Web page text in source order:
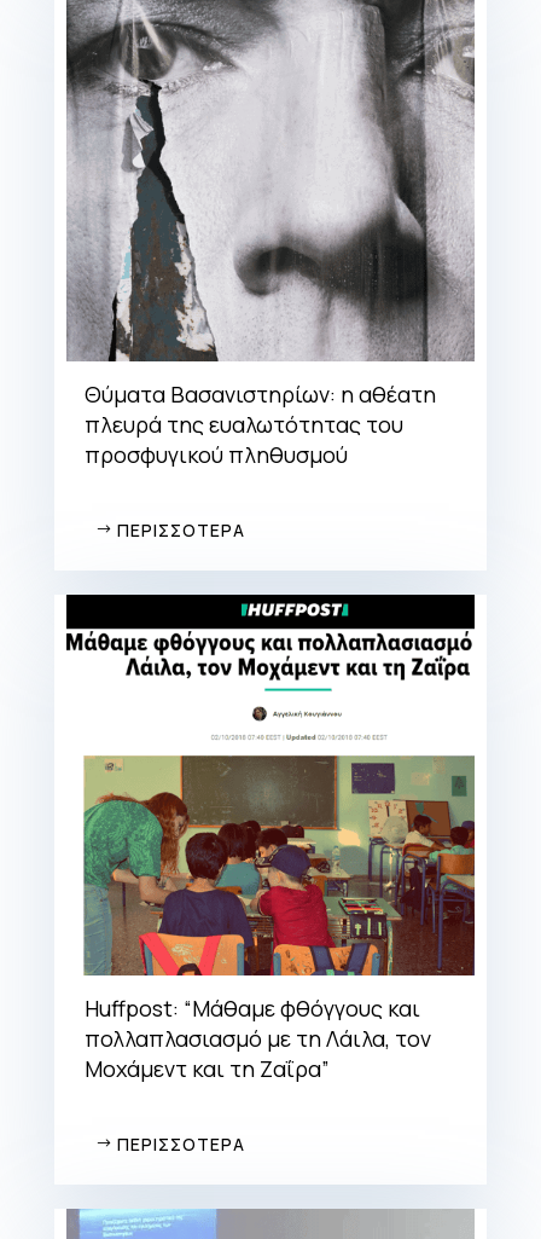
Θύματα Βασανιστηρίων: η αθέατη
πλευρά της ευαλωτότητας του
προσφυγικού πληθυσμού
ΠΕΡΙΣΣΟΤΕΡΑ
Huffpost: “Μάθαμε φθόγγους και
πολλαπλασιασμό με τη Λάιλα, τον
Μοχάμεντ και τη Ζαΐρα”
ΠΕΡΙΣΣΟΤΕΡΑ